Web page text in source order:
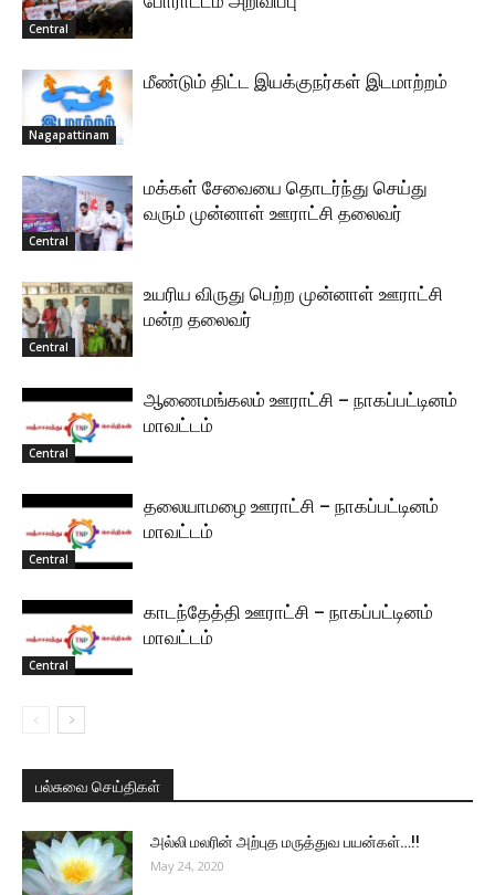
Central
Nagapattinam
மீண்டும் திட்ட இயக்குநர்கள் இடமாற்றம்
Central
மக்கள் சேவையை தொடர்ந்து செய்து
வரும் முன்னாள் ஊராட்சி தலைவர்
Central
உயரிய விருது பெற்ற முன்னாள் ஊராட்சி
மன்ற தலைவர்
Central
ஆணைமங்கலம் ஊராட்சி – நாகப்பட்டினம்
மாவட்டம்
Central
தலையாமழை ஊராட்சி – நாகப்பட்டினம்
மாவட்டம்
Central
காடந்தேத்தி ஊராட்சி – நாகப்பட்டினம்
மாவட்டம்
பல்சுவை செய்திகள்
அல்லி மலரின் அற்புத மருத்துவ பயன்கள்…!!
May 24, 2020